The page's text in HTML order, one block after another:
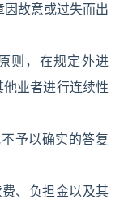
故意或过失而出
则，在规定外进
业者进行连续性
予以确实的答复
、负担金以及其